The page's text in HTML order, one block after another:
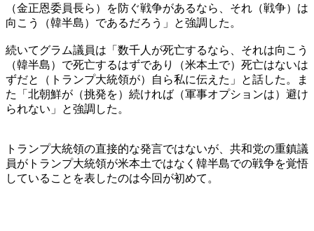
（金正恩委員長ら）を防ぐ戦争があるなら、それ（戦争）は
向こう（韓半島）であるだろう」と強調した。
続いてグラム議員は「数千人が死亡するなら、それは向こう
（韓半島）で死亡するはずであり（米本土で）死亡はないは
ずだと（トランプ大統領が）自ら私に伝えた」と話した。ま
た「北朝鮮が（挑発を）続ければ（軍事オプションは）避け
られない」と強調した。
トランプ大統領の直接的な発言ではないが、共和党の重鎮議
員がトランプ大統領が米本土ではなく韓半島での戦争を覚悟
していることを表したのは今回が初めて。